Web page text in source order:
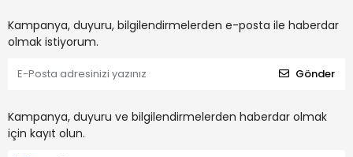
Kampanya, duyuru, bilgilendirmelerden e-posta ile haberdar
olmak istiyorum.
Gönder
Kampanya, duyuru ve bilgilendirmelerden haberdar olmak
için kayıt olun.